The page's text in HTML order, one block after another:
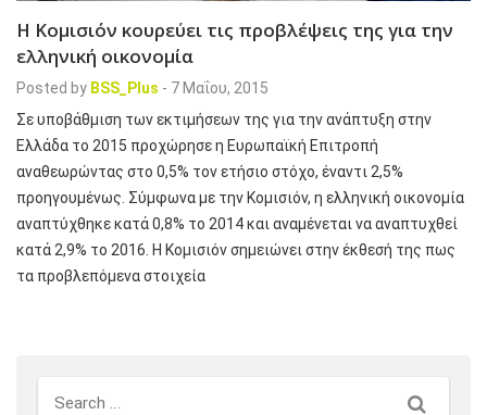
Η Κομισιόν κουρεύει τις προβλέψεις της για την
ελληνική οικονομία
Posted by BSS_Plus - 7 Μαΐου, 2015
Σε υποβάθμιση των εκτιμήσεων της για την ανάπτυξη στην
Ελλάδα το 2015 προχώρησε η Ευρωπαϊκή Επιτροπή
αναθεωρώντας στο 0,5% τον ετήσιο στόχο, έναντι 2,5%
προηγουμένως. Σύμφωνα με την Κομισιόν, η ελληνική οικονομία
αναπτύχθηκε κατά 0,8% το 2014 και αναμένεται να αναπτυχθεί
κατά 2,9% το 2016. Η Κομισιόν σημειώνει στην έκθεσή της πως
τα προβλεπόμενα στοιχεία
Search